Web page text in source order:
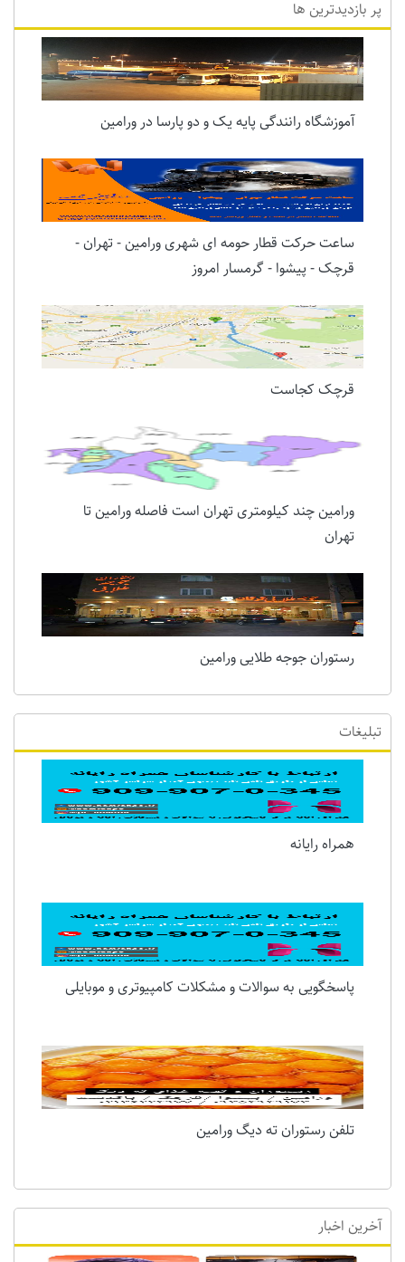
پر بازدیدترین ها
آموزشگاه رانندگی پایه یک و دو پارسا در ورامین
ساعت حرکت قطار حومه ای شهری ورامین - تهران -
قرچک - پیشوا - گرمسار امروز
قرچک کجاست
ورامین چند کیلومتری تهران است فاصله ورامین تا
تهران
رستوران جوجه طلایی ورامین
تبلیغات
همراه رایانه
پاسخگویی به سوالات و مشکلات کامپیوتری و موبایلی
تلفن رستوران ته دیگ ورامین
آخرین اخبار